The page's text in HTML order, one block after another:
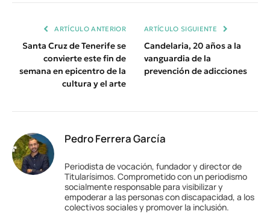
ARTÍCULO ANTERIOR
Santa Cruz de Tenerife se
convierte este fin de
semana en epicentro de la
cultura y el arte
ARTÍCULO SIGUIENTE
Candelaria, 20 años a la
vanguardia de la
prevención de adicciones
Pedro Ferrera García
Periodista de vocación, fundador y director de
Titularísimos. Comprometido con un periodismo
socialmente responsable para visibilizar y
empoderar a las personas con discapacidad, a los
colectivos sociales y promover la inclusión.